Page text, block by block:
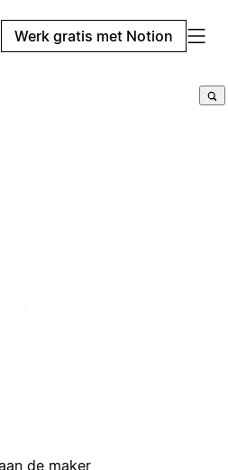
Werk gratis met Notion
de maker